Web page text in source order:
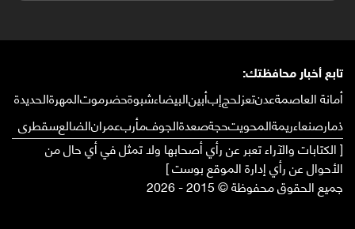
تابع أخبار محافظتك:
أمانة العاصمةعدنتعزلحجإبأبينالبيضاءشبوةحضرموتالمهرةالحديدة
ذمارصنعاءريمةالمحويتحجةصعدةالجوفمأربعمرانالضالعسقطرى
[ الكتابات والآراء تعبر عن رأي أصحابها ولا تمثل في أي حال من
الأحوال عن رأي إدارة الموقع بوست ]
جميع الحقوق محفوظة © 2015 - 2026